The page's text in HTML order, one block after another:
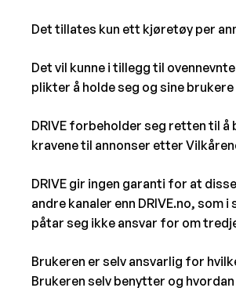
Det tillates kun ett kjøretøy per
Det vil kunne i tillegg til
plikter å holde seg og sine
DRIVE forbeholder seg retten til
kravene til annonser etter
DRIVE gir ingen garanti for at
andre kanaler enn DRIVE.no, som
påtar seg ikke ansvar for om
Brukeren er selv ansvarlig for
Brukeren selv benytter og